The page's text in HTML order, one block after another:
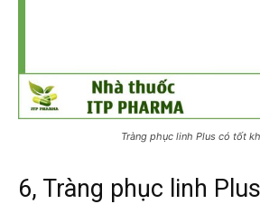
Tràng phục linh Plus có tốt
6, Tràng phục linh